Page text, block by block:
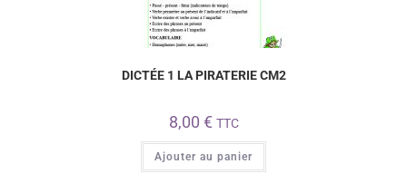
DICTÉE 1 LA PIRATERIE CM2
8,00 € TTC
Ajouter au panier